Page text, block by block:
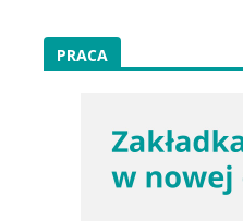
PRACA